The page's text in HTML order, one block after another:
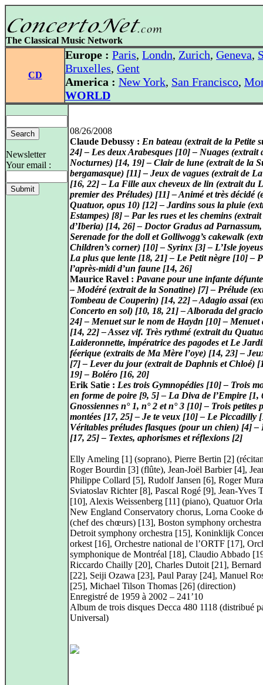
The Classical Music Network
CD
Europe : Paris, Londn, Zurich, Geneva,
Bruxelles, Gent
America : New York, San Francisco,
WORLD
Newsletter
Your email :
08/26/2008
Claude Debussy : En bateau (extrait de la Petite
24] – Les deux Arabesques [10] – Nuages (extrait
Nocturnes) [14, 19] – Clair de lune (extrait de la
bergamasque) [11] – Jeux de vagues (extrait de
[16, 22] – La Fille aux cheveux de lin (extrait du
premier des Préludes) [11] – Animé et très décidé
Quatuor, opus 10) [12] – Jardins sous la pluie
Estampes) [8] – Par les rues et les chemins (extrait
d’Iberia) [14, 26] – Doctor Gradus ad Parnassum,
Serenade for the doll et Golliwogg’s cakewalk
Children’s corner) [10] – Syrinx [3] – L’Isle
La plus que lente [18, 21] – Le Petit nègre [10] –
l’après-midi d’un faune [14, 26]
Maurice Ravel : Pavane pour une infante
– Modéré (extrait de la Sonatine) [7] – Prélude
Tombeau de Couperin) [14, 22] – Adagio assai
Concerto en sol) [10, 18, 21] – Alborada del
24] – Menuet sur le nom de Haydn [10] – Menuet
[14, 22] – Assez vif. Très rythmé (extrait du
Laideronnette, impératrice des pagodes et Le
féerique (extraits de Ma Mère l’oye) [14, 23] –
[7] – Lever du jour (extrait de Daphnis et Chloé)
19] – Boléro [16, 20]
Erik Satie : Les trois Gymnopédies [10] – Trois
en forme de poire [9, 5] – La Diva de l’Empire [1,
Gnossiennes n° 1, n° 2 et n° 3 [10] – Trois petites
montées [17, 25] – Je te veux [10] – Le Piccadilly
Véritables préludes flasques (pour un chien) [4] –
[17, 25] – Textes, aphorismes et réflexions [2]
Elly Ameling [1] (soprano), Pierre Bertin [2]
Roger Bourdin [3] (flûte), Jean-Joël Barbier [4],
Philippe Collard [5], Rudolf Jansen [6], Roger
Sviatoslav Richter [8], Pascal Rogé [9], Jean-Yves
[10], Alexis Weissenberg [11] (piano), Quatuor
New England Conservatory chorus, Lorna Cooke
(chef des chœurs) [13], Boston symphony
Detroit symphony orchestra [15], Koninklijk
orkest [16], Orchestre national de l’ORTF [17],
symphonique de Montréal [18], Claudio Abbado
Riccardo Chailly [20], Charles Dutoit [21],
[22], Seiji Ozawa [23], Paul Paray [24], Manuel
[25], Michael Tilson Thomas [26] (direction)
Enregistré de 1959 à 2002 – 241’10
Album de trois disques Decca 480 1118 (distribué
Universal)